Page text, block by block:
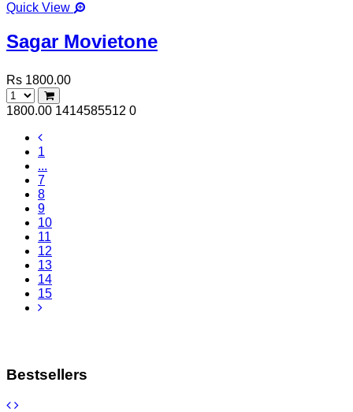
Quick View
Sagar Movietone
Rs 1800.00
1800.00 1414585512 0
1
...
7
8
9
10
11
12
13
14
15
Bestsellers